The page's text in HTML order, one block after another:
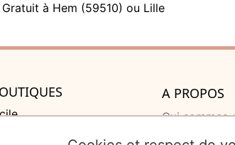
Gratuit à Hem (59510) ou Lille
A PROPOS
Qui